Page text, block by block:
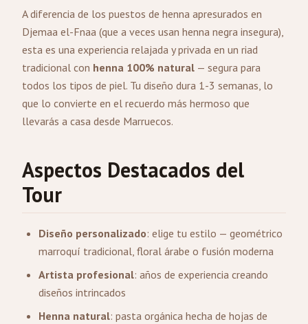
A diferencia de los puestos de henna apresurados en
Djemaa el-Fnaa (que a veces usan henna negra insegura),
esta es una experiencia relajada y privada en un riad
tradicional con henna 100% natural — segura para
todos los tipos de piel. Tu diseño dura 1-3 semanas, lo
que lo convierte en el recuerdo más hermoso que
llevarás a casa desde Marruecos.
Aspectos Destacados del
Tour
Diseño personalizado: elige tu estilo — geométrico
marroquí tradicional, floral árabe o fusión moderna
Artista profesional: años de experiencia creando
diseños intrincados
Henna natural: pasta orgánica hecha de hojas de